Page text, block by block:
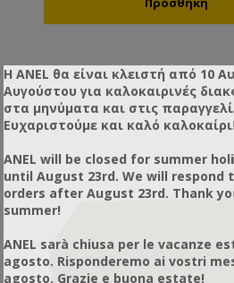
μοναδικό άρωμα και ζεστή
τους. Διακόσμηση: Τα έντονα ή παστέλ χρώματα
δίνουν τη δυνατότητα για
από κεριά έως στολίδια και
Διαστάσεις: 30×20εκ. Διαθέσιμα χρώματα:κόκκινο,
ανθρακί, ματζέντα, ροζ, λαδί,
πράσινο
Η ANEL θα είναι κλειστή από 10
Αυγούστου για καλοκαιρινές
στα μηνύματα και στις
Ευχαριστούμε και καλό
ANEL will be closed for summer
until August 23rd. We will respond
orders after August 23rd. Thank
summer!
ANEL sarà chiusa per le vacanze
agosto. Risponderemo ai vostri
agosto. Grazie e buona estate!